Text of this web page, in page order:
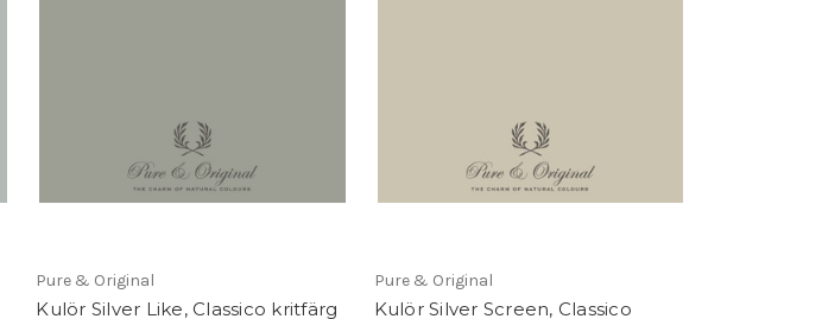
Pure & Original
Kulör Silver Like, Classico kritfärg
Pure & Original
Kulör Silver Screen, Classico